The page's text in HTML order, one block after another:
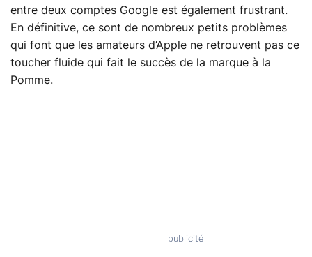
entre deux comptes Google est également frustrant.
En définitive, ce sont de nombreux petits problèmes
qui font que les amateurs d’Apple ne retrouvent pas ce
toucher fluide qui fait le succès de la marque à la
Pomme.